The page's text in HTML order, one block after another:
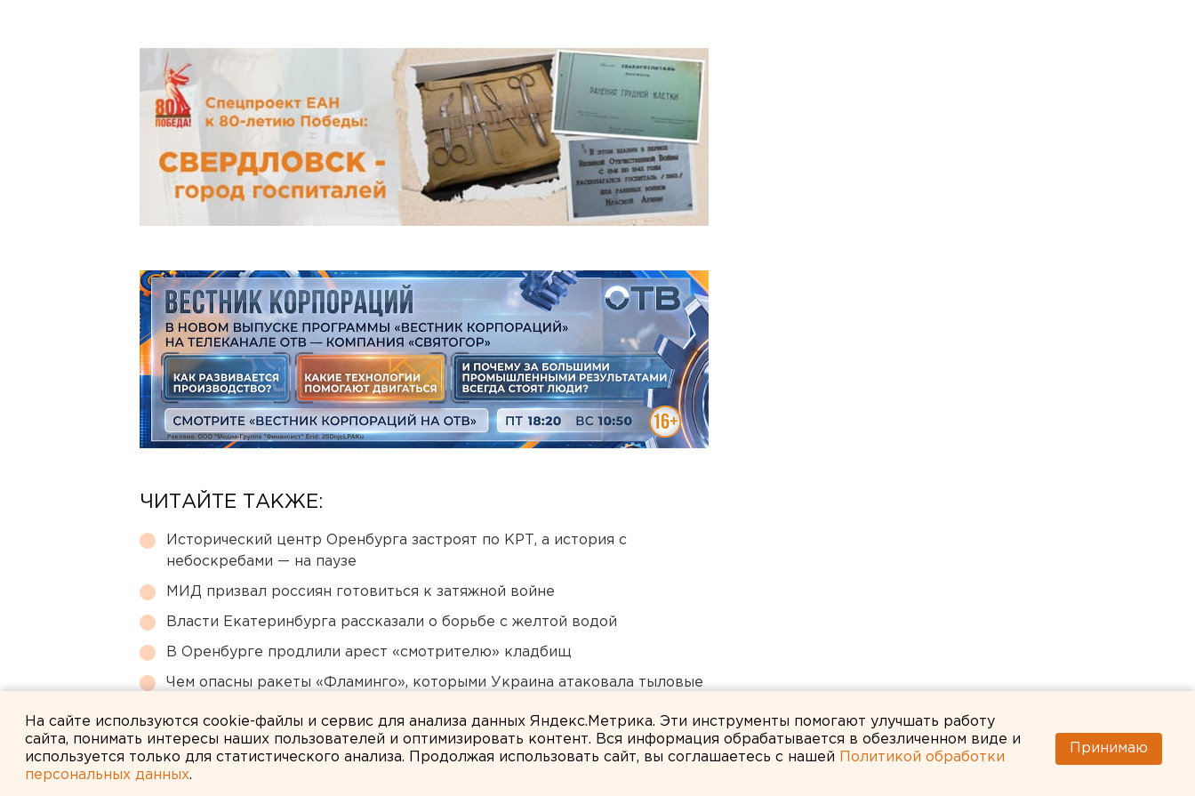
ЧИТАЙТЕ ТАКЖЕ:
Исторический центр Оренбурга застроят по КРТ, а история с
небоскребами — на паузе
МИД призвал россиян готовиться к затяжной войне
Власти Екатеринбурга рассказали о борьбе с желтой водой
В Оренбурге продлили арест «смотрителю» кладбищ
Чем опасны ракеты «Фламинго», которыми Украина атаковала тыловые
На сайте используются cookie-файлы и сервис для анализа данных Яндекс.Метрика. Эти инструменты помогают улучшать работу
сайта, понимать интересы наших пользователей и оптимизировать контент. Вся информация обрабатывается в обезличенном виде и
используется только для статистического анализа. Продолжая использовать сайт, вы соглашаетесь с нашей
Политикой обработки
персональных данных.
Принимаю